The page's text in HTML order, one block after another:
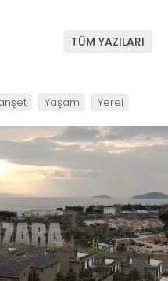
TÜM YAZILARI
Yaşam Yerel